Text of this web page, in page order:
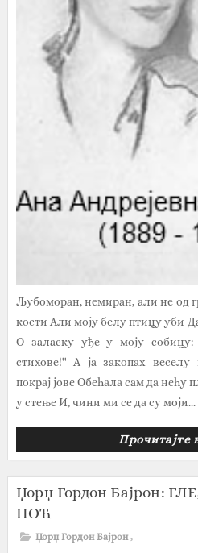
Љубоморан, немиран, али не од
кости Али моју белу птицу уби
О заласку уђе у моју
стихове!'' А ја закопах
покрај јове Обећала сам да нећу
у стење И, чини ми се да су моји...
Прочитајте
Џорџ Гордон Бајрон:
НОЋ
Џорџ Гордон Бајрон ,